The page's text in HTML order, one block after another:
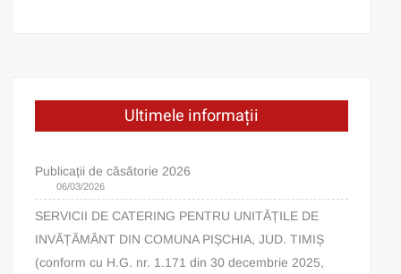
Ultimele informații
Publicații de căsătorie 2026
06/03/2026
SERVICII DE CATERING PENTRU UNITĂȚILE DE
INVĂȚĂMÂNT DIN COMUNA PIȘCHIA, JUD. TIMIȘ
(conform cu H.G. nr. 1.171 din 30 decembrie 2025,